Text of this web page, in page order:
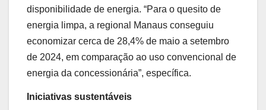
disponibilidade de energia. “Para o quesito de
energia limpa, a regional Manaus conseguiu
economizar cerca de 28,4% de maio a setembro
de 2024, em comparação ao uso convencional de
energia da concessionária”, específica.
Iniciativas sustentáveis